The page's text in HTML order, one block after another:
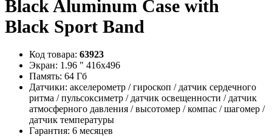
Black Aluminum Case with
Black Sport Band
Код товара: 63923
Экран: 1.96 " 416х496
Память: 64 Гб
Датчики: акселерометр / гироскоп / датчик сердечного
ритма / пульсоксиметр / датчик освещенности / датчик
атмосферного давления / высотомер / компас / шагомер /
датчик температуры
Гарантия: 6 месяцев